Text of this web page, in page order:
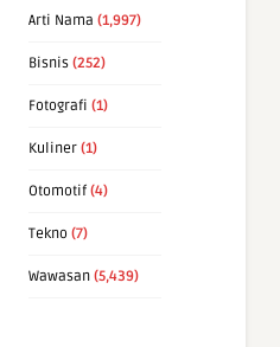
Arti Nama (1,997)
Bisnis (252)
Fotografi (1)
Kuliner (1)
Otomotif (4)
Tekno (7)
Wawasan (5,439)